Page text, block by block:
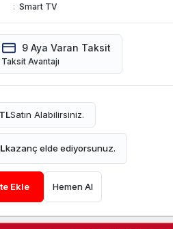
: Smart TV
9 Aya Varan Taksit
Taksit Avantajı
Satın Alabilirsiniz.
kazanç elde ediyorsunuz.
Ekle Hemen Al